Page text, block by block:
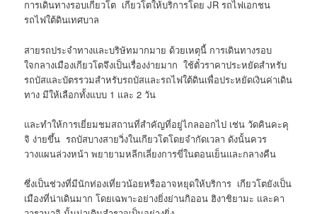
การเดินทางรอบเกียวโต เกียวโตให้บริการโดย JR รถไฟเอกชน
รถไฟใต้ดินเทศบาล
สายรถประจำทางและบริษัทมากมาย ด้วยเหตุนี้ การเดินทางรอบ
ใจกลางเมืองเกียวโตจึงเป็นเรื่องง่ายมาก ใช้ตั๋วราคาประหยัดสำหรับ
รถบัสและบัตรรวมสำหรับรถบัสและรถไฟใต้ดินเพื่อประหยัดเงินค่าเดิน
ทาง มีให้เลือกทั้งแบบ 1 และ 2 วัน
และทำให้การเยี่ยมชมสถานที่สำคัญที่อยู่ไกลออกไป เช่น วัดคินคะคุ
จิ ง่ายขึ้น รถบัสบางสายวิ่งในเกียวโตโดยจำกัดเวลา ดังนั้นควร
วางแผนล่วงหน้า พยายามหลีกเลี่ยงการขี่ในตอนเย็นและกลางคืน
ซึ่งเป็นช่วงที่มีนักท่องเที่ยวน้อยหรืออาจหยุดให้บริการ เกียวโตยังเป็น
เมืองที่น่าเดินมาก โดยเฉพาะอย่างยิ่งย่านกิออน ฮิงาชิยามะ และคา